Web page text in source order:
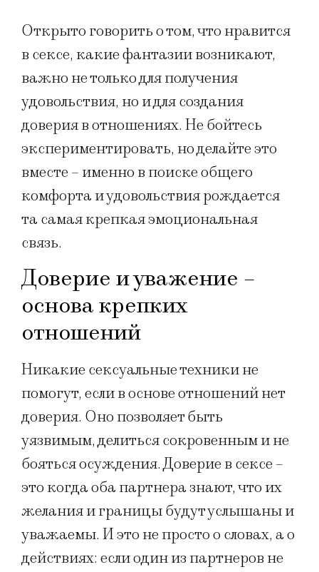
Открыто говорить о том, что нравится
в сексе, какие фантазии возникают,
важно не только для получения
удовольствия, но и для создания
доверия в отношениях. Не бойтесь
экспериментировать, но делайте это
вместе – именно в поиске общего
комфорта и удовольствия рождается
та самая крепкая эмоциональная
связь.
Доверие и уважение –
основа крепких
отношений
Никакие сексуальные техники не
помогут, если в основе отношений нет
доверия. Оно позволяет быть
уязвимым, делиться сокровенным и не
бояться осуждения. Доверие в сексе –
это когда оба партнера знают, что их
желания и границы будут услышаны и
уважаемы. И это не просто о словах, а о
действиях: если один из партнеров не